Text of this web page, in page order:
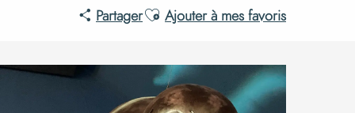
PartagerAjouter aux favoris
Ajouter à mes favoris